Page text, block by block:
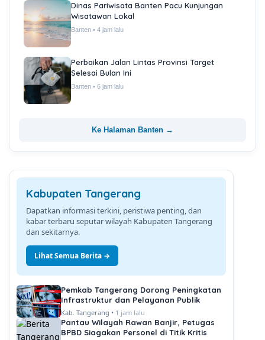
Dinas Pariwisata Banten Pacu Kunjungan
Wisatawan Lokal
Banten • 4 jam lalu
Perbaikan Jalan Lintas Provinsi Target
Selesai Bulan Ini
Banten • 6 jam lalu
Ke Halaman Banten →
Kabupaten Tangerang
Dapatkan informasi terkini, peristiwa penting, dan
kabar terbaru seputar wilayah Kabupaten Tangerang
dan sekitarnya.
Lihat Semua Berita →
Pemkab Tangerang Dorong Peningkatan
Infrastruktur dan Pelayanan Publik
Kab. Tangerang • 1 jam lalu
Pantau Wilayah Rawan Banjir, Petugas
BPBD Siagakan Personel di Titik Kritis